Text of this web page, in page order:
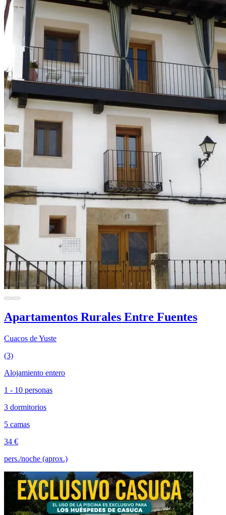
Apartamentos Rurales Entre Fuentes
Cuacos de Yuste
(3)
Alojamiento entero
1 - 10 personas
3 dormitorios
5 camas
34 €
pers./noche (aprox.)